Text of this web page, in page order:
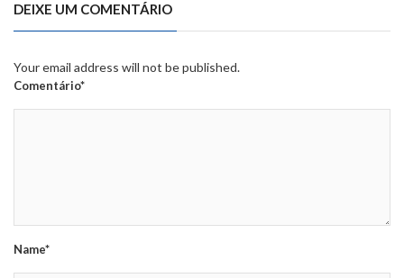
DEIXE UM COMENTÁRIO
Your email address will not be published.
Comentário*
Name*